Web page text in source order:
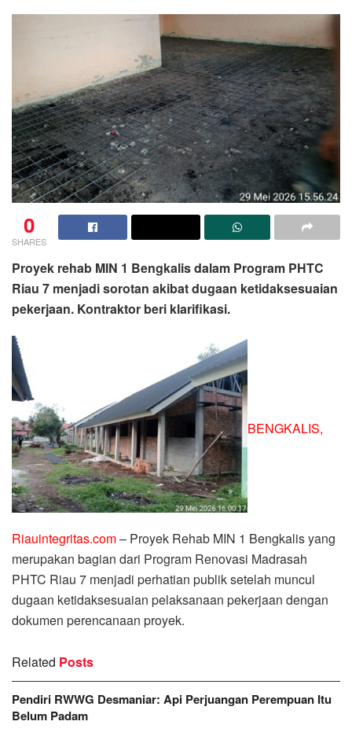
0
SHARES
Proyek rehab MIN 1 Bengkalis dalam Program PHTC
Riau 7 menjadi sorotan akibat dugaan ketidaksesuaian
pekerjaan. Kontraktor beri klarifikasi.
BENGKALIS,
Riauintegritas.com– Proyek Rehab MIN 1 Bengkalis yang
merupakan bagian dari Program Renovasi Madrasah
PHTC Riau 7 menjadi perhatian publik setelah muncul
dugaan ketidaksesuaian pelaksanaan pekerjaan dengan
dokumen perencanaan proyek.
Related Posts
Pendiri RWWG Desmaniar: Api Perjuangan Perempuan Itu
Belum Padam